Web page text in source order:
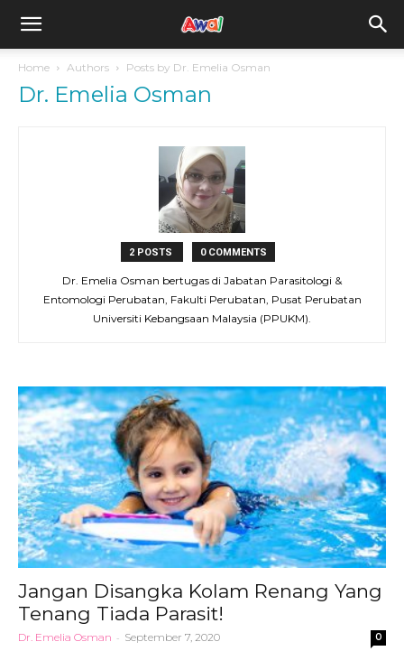
awal.my
Home Authors Posts by Dr. Emelia Osman
Dr. Emelia Osman
2 POSTS 0 COMMENTS
Dr. Emelia Osman bertugas di Jabatan Parasitologi &
Entomologi Perubatan, Fakulti Perubatan, Pusat Perubatan
Universiti Kebangsaan Malaysia (PPUKM).
Jangan Disangka Kolam Renang Yang
Tenang Tiada Parasit!
Dr. Emelia Osman - September 7, 2020 0